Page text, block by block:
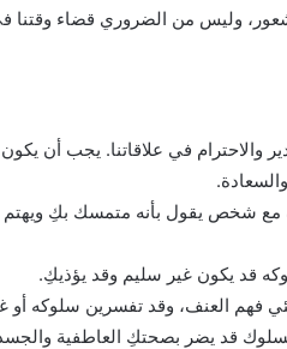
وليس من الضروري قضاء وقتنا
والاحترام في علاقاتنا. يجب أن
شخص يقول بأنه متمسك بكِ ويهتم
قد يكون غير سليم وقد يؤذيكِ.
فهم العنف، وقد تفسرين سلوكه
قد يضر بصحتكِ العاطفية